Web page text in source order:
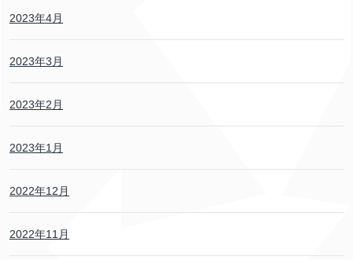
2023年4月
2023年3月
2023年2月
2023年1月
2022年12月
2022年11月